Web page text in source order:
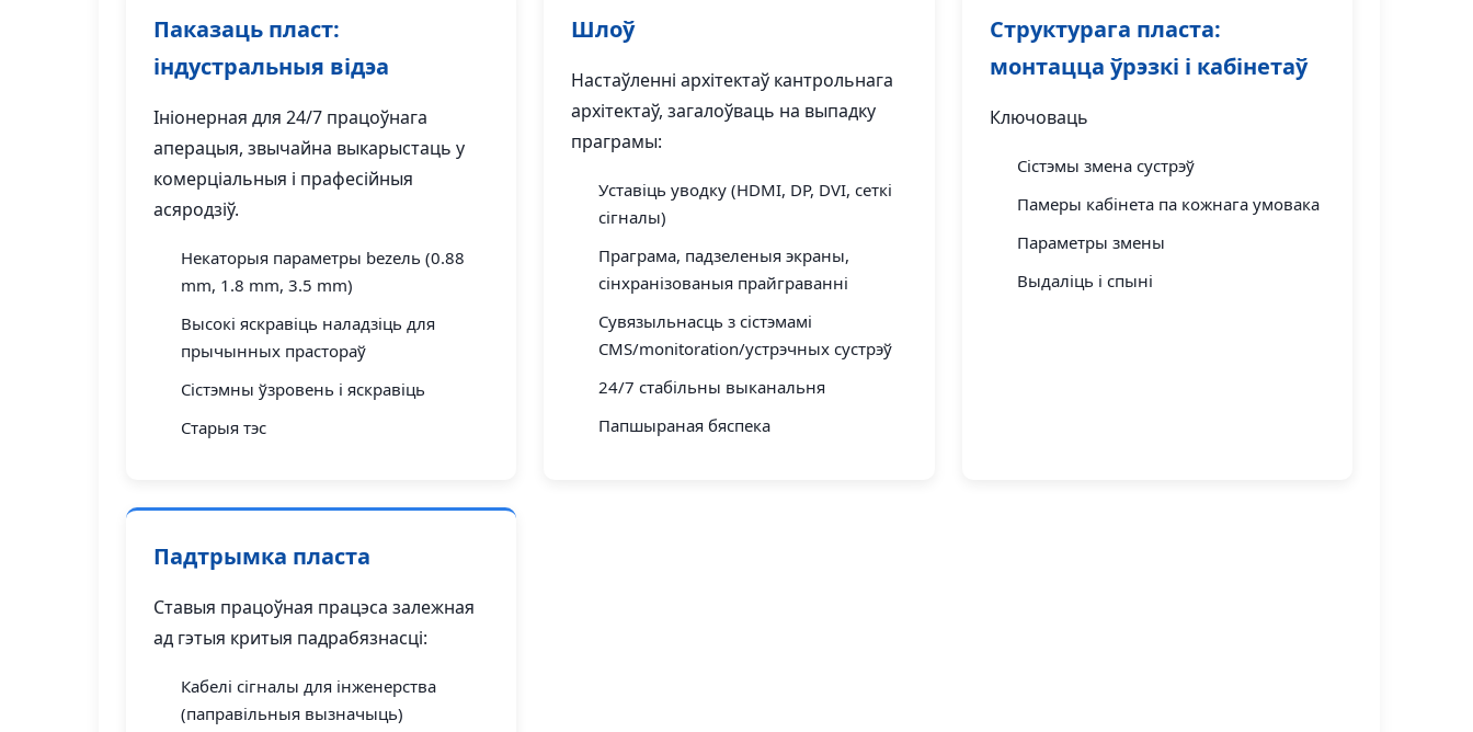
Паказаць пласт:
індустральныя відэа
Ініонерная для 24/7 працоўнага
аперацыя, звычайна выкарыстаць у
комерціальныя і прафесійныя
асяродзіў.
Некаторыя параметры bezель (0.88
mm, 1.8 mm, 3.5 mm)
Высокі яскравіць наладзіць для
прычынных прастораў
Сістэмны ўзровень і яскравіць
Старыя тэс
Шлоў
Настаўленні архітектаў кантрольнага
архітектаў, загалоўваць на выпадку
праграмы:
Уставіць уводку (HDMI, DP, DVI, сеткі
сігналы)
Праграма, падзеленыя экраны,
сінхранізованыя прайграванні
Сувязыльнасць з сістэмамі
CMS/monitoration/устрэчных сустрэў
24/7 стабільны выканальня
Папшыраная бяспека
Структурага пласта:
монтацца ўрэзкі і кабінетаў
Ключоваць
Сістэмы змена сустрэў
Памеры кабінета па кожнага умовака
Параметры змены
Выдаліць і спыні
Падтрымка пласта
Ставыя працоўная працэса залежная
ад гэтыя критыя падрабязнасці:
Кабелі сігналы для інженерства
(паправільныя вызначыць)